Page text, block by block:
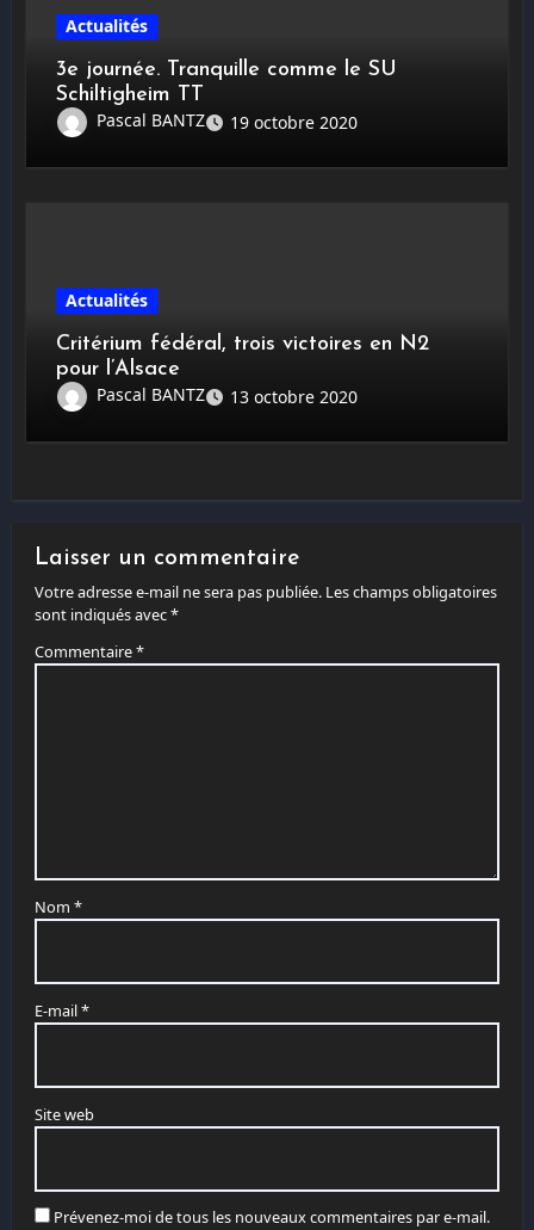
Actualités
3e journée. Tranquille comme le SU
Schiltigheim TT
Pascal BANTZ
19 octobre 2020
Actualités
Critérium fédéral, trois victoires en N2
pour l’Alsace
Pascal BANTZ
13 octobre 2020
Laisser un commentaire
Votre adresse e-mail ne sera pas publiée. Les champs obligatoires
sont indiqués avec*
Commentaire*
Nom *
E-mail*
Site web
Prévenez-moi de tous les nouveaux commentaires par e-mail.